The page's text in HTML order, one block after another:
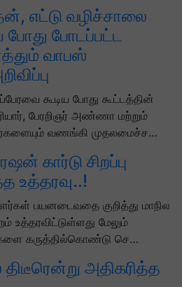
எட்டு வழிச்சாலை
போது போடப்பட்ட
வாபஸ்
கூடிய போது கூட்டத்தின்
பேரறிஞர் அண்ணா மற்றும்
வணங்கி முதலமைச்ச…
கார்டு சிறப்பு
உத்தரவு..!
பயனடைவதை குறித்து மாநில
உத்தரவிட்டுள்ளது மேலும்
கருத்தில்கொண்டு செ…
அதிகரித்த